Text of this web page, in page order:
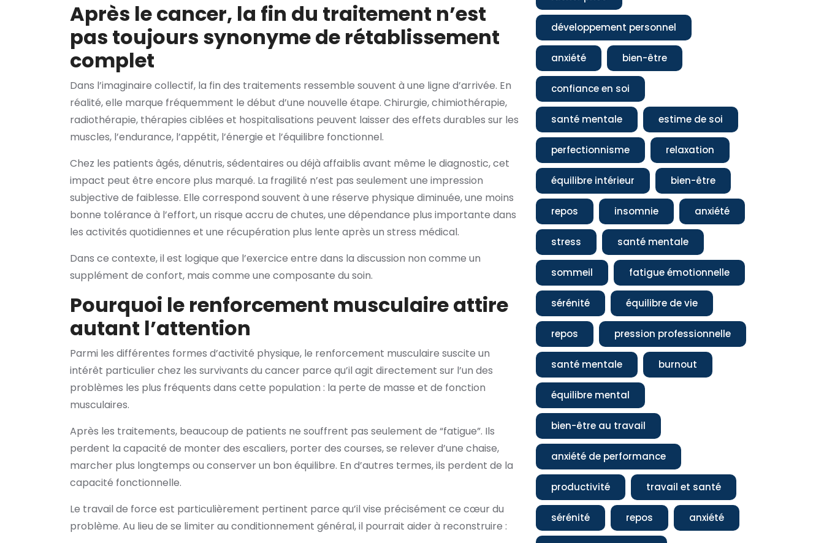
Après le cancer, la fin du traitement n’est
pas toujours synonyme de rétablissement
complet
Dans l’imaginaire collectif, la fin des traitements ressemble souvent à une ligne d’arrivée. En
réalité, elle marque fréquemment le début d’une nouvelle étape. Chirurgie, chimiothérapie,
radiothérapie, thérapies ciblées et hospitalisations peuvent laisser des effets durables sur les
muscles, l’endurance, l’appétit, l’énergie et l’équilibre fonctionnel.
Chez les patients âgés, dénutris, sédentaires ou déjà affaiblis avant même le diagnostic, cet
impact peut être encore plus marqué. La fragilité n’est pas seulement une impression
subjective de faiblesse. Elle correspond souvent à une réserve physique diminuée, une moins
bonne tolérance à l’effort, un risque accru de chutes, une dépendance plus importante dans
les activités quotidiennes et une récupération plus lente après un stress médical.
Dans ce contexte, il est logique que l’exercice entre dans la discussion non comme un
supplément de confort, mais comme une composante du soin.
Pourquoi le renforcement musculaire attire
autant l’attention
Parmi les différentes formes d’activité physique, le renforcement musculaire suscite un
intérêt particulier chez les survivants du cancer parce qu’il agit directement sur l’un des
problèmes les plus fréquents dans cette population : la perte de masse et de fonction
musculaires.
Après les traitements, beaucoup de patients ne souffrent pas seulement de “fatigue”. Ils
perdent la capacité de monter des escaliers, porter des courses, se relever d’une chaise,
marcher plus longtemps ou conserver un bon équilibre. En d’autres termes, ils perdent de la
capacité fonctionnelle.
Le travail de force est particulièrement pertinent parce qu’il vise précisément ce cœur du
problème. Au lieu de se limiter au conditionnement général, il pourrait aider à reconstruire :
développement personnel
anxiété bien-être
confiance en soi
santé mentale estime de soi
perfectionnisme relaxation
équilibre intérieur bien-être
repos insomnie anxiété
stress santé mentale
sommeil fatigue émotionnelle
sérénité équilibre de vie
repos pression professionnelle
santé mentale burnout
équilibre mental
bien-être au travail
anxiété de performance
productivité travail et santé
sérénité repos anxiété